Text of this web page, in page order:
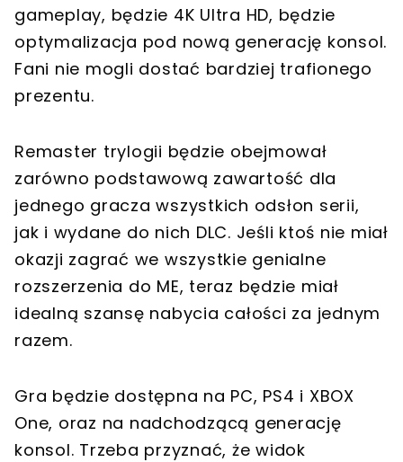
gameplay, będzie 4K Ultra HD, będzie
optymalizacja pod nową generację konsol.
Fani nie mogli dostać bardziej trafionego
prezentu.
Remaster trylogii będzie obejmował
zarówno podstawową zawartość dla
jednego gracza wszystkich odsłon serii,
jak i wydane do nich DLC. Jeśli ktoś nie miał
okazji zagrać we wszystkie genialne
rozszerzenia do ME, teraz będzie miał
idealną szansę nabycia całości za jednym
razem.
Gra będzie dostępna na PC, PS4 i XBOX
One, oraz na nadchodzącą generację
konsol. Trzeba przyznać, że widok